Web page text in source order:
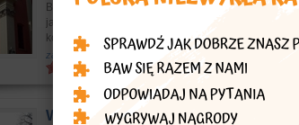
Budowę sanktuarium Matki Bożej Łaskawej
jako kościół jezuitów. Bryła świątyni reprezentuje
kopułę i smu...
zabytki: kościoły, klasztory, sanktuaria
Warszawa- Konkatedra Matki Bożej